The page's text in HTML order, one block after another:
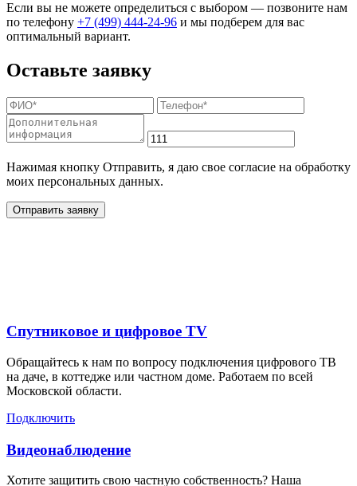
Если вы не можете определиться с выбором — позвоните нам
по телефону +7 (499) 444-24-96 и мы подберем для вас
оптимальный вариант.
Оставьте заявку
Нажимая кнопку Отправить, я даю свое согласие на обработку
моих персональных данных.
Отправить заявку
Спутниковое и цифровое TV
Обращайтесь к нам по вопросу подключения цифрового ТВ
на даче, в коттедже или частном доме. Работаем по всей
Московской области.
Подключить
Видеонаблюдение
Хотите защитить свою частную собственность? Наша